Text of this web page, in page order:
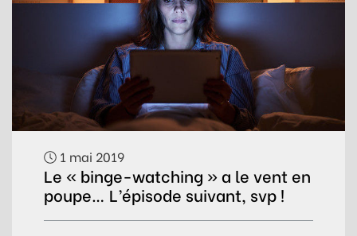
1 mai 2019
Le « binge-watching » a le vent en
poupe… L’épisode suivant, svp !